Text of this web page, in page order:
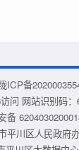
ICP备
问 网站识别码：
备
平川区人民政府